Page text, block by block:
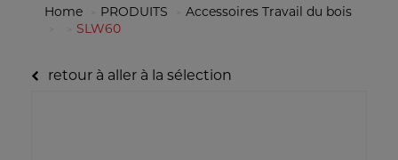
Home PRODUITS
Accessoires Travail du bois
SLW60
retour à aller à la sélection